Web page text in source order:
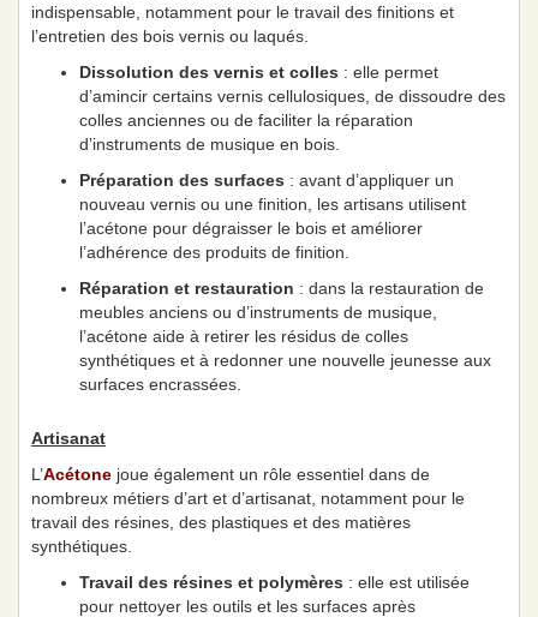
indispensable, notamment pour le travail des finitions et
l’entretien des bois vernis ou laqués.
Dissolution des vernis et colles : elle permet
d’amincir certains vernis cellulosiques, de dissoudre des
colles anciennes ou de faciliter la réparation
d’instruments de musique en bois.
Préparation des surfaces : avant d’appliquer un
nouveau vernis ou une finition, les artisans utilisent
l’acétone pour dégraisser le bois et améliorer
l’adhérence des produits de finition.
Réparation et restauration : dans la restauration de
meubles anciens ou d’instruments de musique,
l’acétone aide à retirer les résidus de colles
synthétiques et à redonner une nouvelle jeunesse aux
surfaces encrassées.
Artisanat
L’Acétone joue également un rôle essentiel dans de
nombreux métiers d’art et d’artisanat, notamment pour le
travail des résines, des plastiques et des matières
synthétiques.
Travail des résines et polymères : elle est utilisée
pour nettoyer les outils et les surfaces après